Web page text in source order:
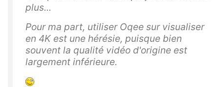
plus...
Pour ma part, utiliser Oqee sur visualiser
en 4K est une hérésie, puisque bien
souvent la qualité vidéo d'origine est
largement inférieure.